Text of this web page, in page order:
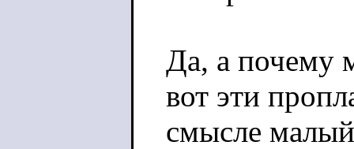
Да, а почему
вот эти
смысле